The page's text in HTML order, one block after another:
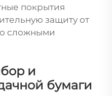
покрытия
защиту от
сложными
и
бумаги